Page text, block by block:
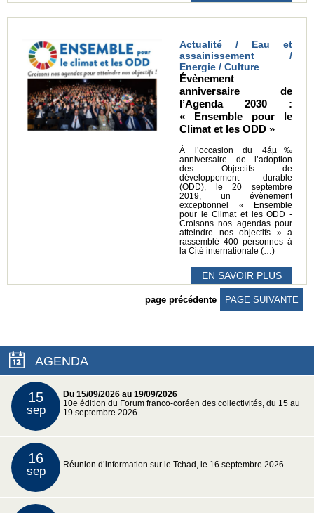
Actualité / Eau et
assainissement /
Energie / Culture
Évènement
anniversaire de
l’Agenda 2030 :
« Ensemble pour le
Climat et les ODD »
À l’occasion du 4áµ‰
anniversaire de l’adoption
des Objectifs de
développement durable
(ODD), le 20 septembre
2019, un évènement
exceptionnel « Ensemble
pour le Climat et les ODD -
Croisons nos agendas pour
atteindre nos objectifs » a
rassemblé 400 personnes à
la Cité internationale (…)
EN SAVOIR PLUS
page précédente PAGE SUIVANTE
AGENDA
15
sep
Du 15/09/2026 au 19/09/2026
10e édition du Forum franco-coréen des collectivités, du 15 au
19 septembre 2026
16
sep Réunion d’information sur le Tchad, le 16 septembre 2026